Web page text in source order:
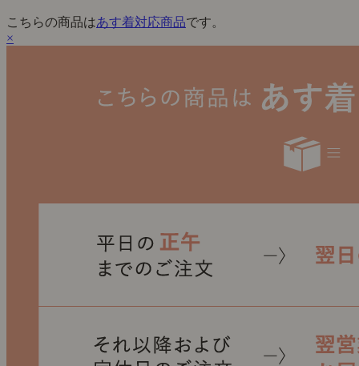
こちらの商品はあす着対応商品です。
×